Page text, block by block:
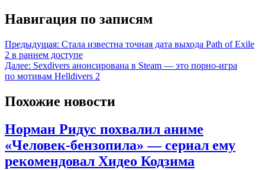
Навигация по записям
Предыдущая: Стала известна точная дата выхода Path of Exile
2 в раннем доступе
Далее: Sexdivers анонсирована в Steam — это порно-игра
по мотивам Helldivers 2
Похожие новости
Норман Ридус похвалил аниме
«Человек-бензопила» — сериал ему
рекомендовал Хидео Кодзима